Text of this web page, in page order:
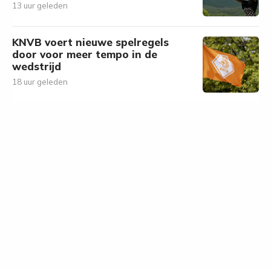
13 uur geleden
KNVB voert nieuwe spelregels
door voor meer tempo in de
wedstrijd
18 uur geleden